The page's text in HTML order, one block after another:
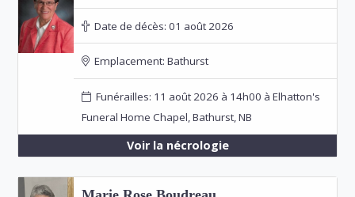
Date de décès: 01 août 2026
Emplacement: Bathurst
Funérailles: 11 août 2026 à 14h00 à Elhatton's
Funeral Home Chapel, Bathurst, NB
Voir la nécrologie